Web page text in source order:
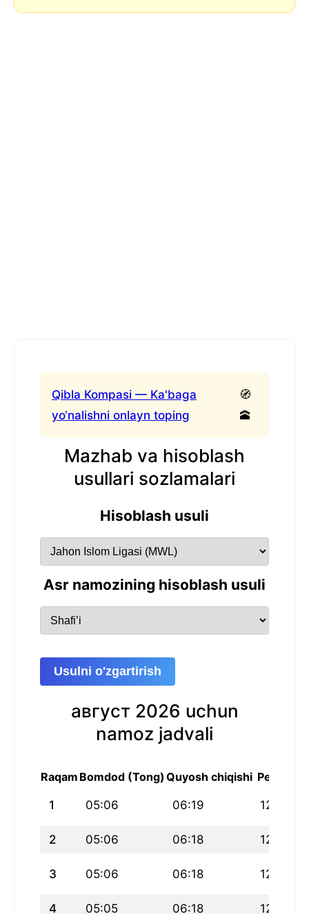
Qibla Kompasi — Ka'baga
yo‘nalishni onlayn toping
🧭
🕋
Mazhab va hisoblash
usullari sozlamalari
Hisoblash usuli
Asr namozining hisoblash usuli
Usulni o'zgartirish
август 2026 uchun
namoz jadvali
Raqam Bomdod (Tong) Quyosh chiqishi Peshin
1 05:06 06:19 12:10
2 05:06 06:18 12:10
3 05:06 06:18 12:10
4 05:05 06:18 12:10